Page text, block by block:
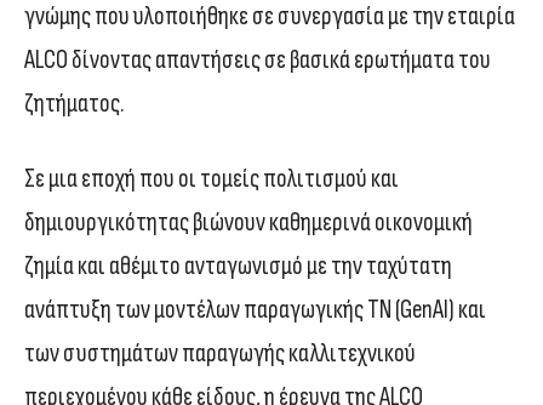
γνώμης που υλοποιήθηκε σε συνεργασία με την εταιρία
ALCO δίνοντας απαντήσεις σε βασικά ερωτήματα του
ζητήματος.
Σε μια εποχή που οι τομείς πολιτισμού και
δημιουργικότητας βιώνουν καθημερινά οικονομική
ζημία και αθέμιτο ανταγωνισμό με την ταχύτατη
ανάπτυξη των μοντέλων παραγωγικής ΤΝ (GenAI) και
των συστημάτων παραγωγής καλλιτεχνικού
περιεχομένου κάθε είδους, η έρευνα της ALCO